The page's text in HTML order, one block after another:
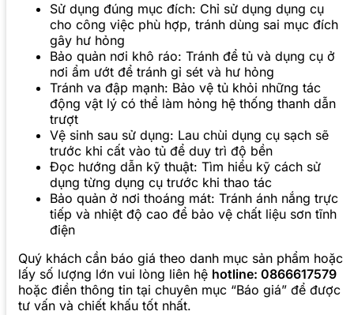
Sử dụng đúng mục đích: Chỉ sử dụng dụng cụ
cho công việc phù hợp, tránh dùng sai mục đích
gây hư hỏng
Bảo quản nơi khô ráo: Tránh để tủ và dụng cụ ở
nơi ẩm ướt để tránh gỉ sét và hư hỏng
Tránh va đập mạnh: Bảo vệ tủ khỏi những tác
động vật lý có thể làm hỏng hệ thống thanh dẫn
trượt
Vệ sinh sau sử dụng: Lau chùi dụng cụ sạch sẽ
trước khi cất vào tủ để duy trì độ bền
Đọc hướng dẫn kỹ thuật: Tìm hiểu kỹ cách sử
dụng từng dụng cụ trước khi thao tác
Bảo quản ở nơi thoáng mát: Tránh ánh nắng trực
tiếp và nhiệt độ cao để bảo vệ chất liệu sơn tĩnh
điện
Quý khách cần báo giá theo danh mục sản phẩm hoặc
lấy số lượng lớn vui lòng liên hệ hotline: 0866617579
hoặc điền thông tin tại chuyên mục “Báo giá” để được
tư vấn và chiết khấu tốt nhất.